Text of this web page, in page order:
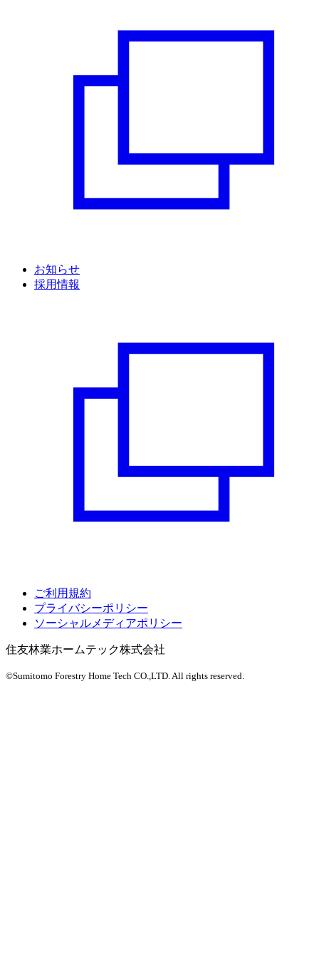
お知らせ
採用情報
ご利用規約
プライバシーポリシー
ソーシャルメディアポリシー
住友林業ホームテック株式会社
©Sumitomo Forestry Home Tech CO.,LTD. All rights reserved.